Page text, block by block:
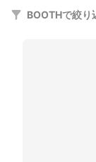
BOOTHで絞り